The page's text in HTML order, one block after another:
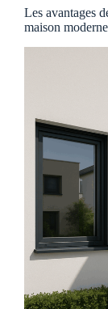
Les avantages
maison